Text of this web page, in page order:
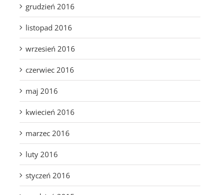
grudzień 2016
listopad 2016
wrzesień 2016
czerwiec 2016
maj 2016
kwiecień 2016
marzec 2016
luty 2016
styczeń 2016